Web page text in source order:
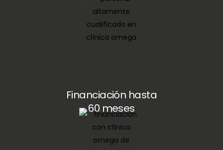
Financiación hasta
60 meses